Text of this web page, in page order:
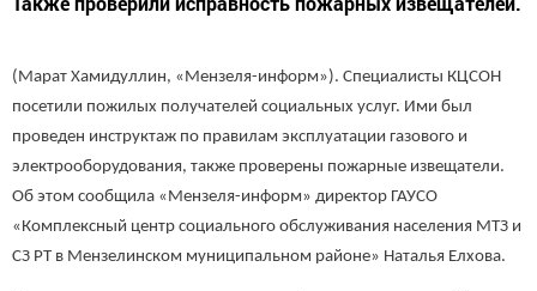
(Марат Хамидуллин, «Мензеля-информ»). Специалисты КЦСОН
посетили пожилых получателей социальных услуг. Ими был
проведен инструктаж по правилам эксплуатации газового и
электрооборудования, также проверены пожарные извещатели.
Об этом сообщила «Мензеля-информ» директор ГАУСО
«Комплексный центр социального обслуживания населения МТЗ и
СЗ РТ в Мензелинском муниципальном районе» Наталья Елхова.